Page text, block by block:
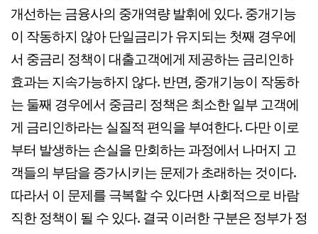
개선하는 금융사의 중개역량 발휘에 있다. 중개기능
이 작동하지 않아 단일금리가 유지되는 첫째 경우에
서 중금리 정책이 대출고객에게 제공하는 금리인하
효과는 지속가능하지 않다. 반면, 중개기능이 작동하
는 둘째 경우에서 중금리 정책은 최소한 일부 고객에
게 금리인하라는 실질적 편익을 부여한다. 다만 이로
부터 발생하는 손실을 만회하는 과정에서 나머지 고
객들의 부담을 증가시키는 문제가 초래하는 것이다.
따라서 이 문제를 극복할 수 있다면 사회적으로 바람
직한 정책이 될 수 있다. 결국 이러한 구분은 정부가 정